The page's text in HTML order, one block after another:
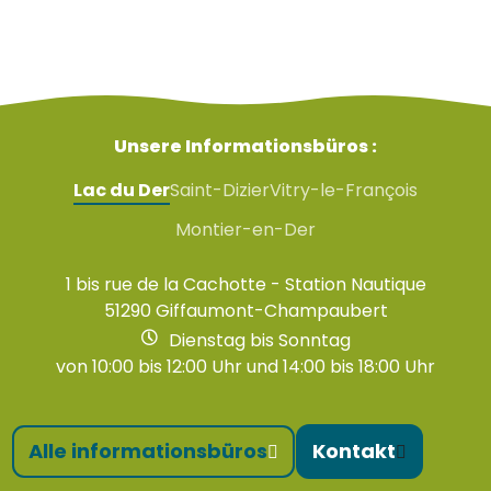
Unsere Informationsbüros :
Lac du DerSaint-DizierVitry-le-François
Montier-en-Der
1 bis rue de la Cachotte - Station Nautique
51290 Giffaumont-Champaubert
Dienstag bis Sonntag
von 10:00 bis 12:00 Uhr und 14:00 bis 18:00 Uhr
Alle informationsbüros Kontakt